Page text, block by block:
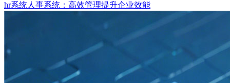
hr系统人事系统：高效管理提升企业效能